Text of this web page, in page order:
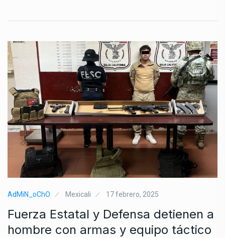
AdMiN_oChO Mexicali 17 febrero, 2025
Fuerza Estatal y Defensa detienen a
hombre con armas y equipo táctico